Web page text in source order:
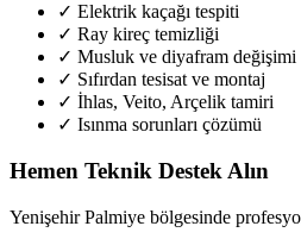
✓ Elektrik kaçağı tespiti
✓ Ray kireç temizliği
✓ Musluk ve diyafram değişimi
✓ Sıfırdan tesisat ve montaj
✓ İhlas, Veito, Arçelik tamiri
✓ Isınma sorunları çözümü
Hemen Teknik Destek Alın
Yenişehir Palmiye bölgesinde